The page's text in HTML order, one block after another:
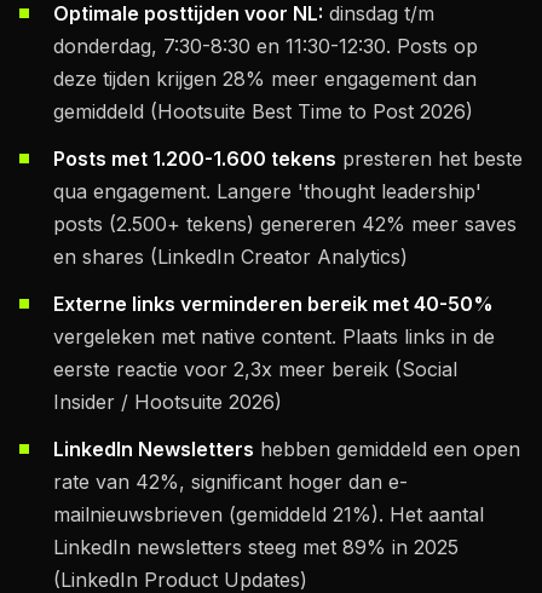
Optimale posttijden voor NL: dinsdag t/m
donderdag, 7:30-8:30 en 11:30-12:30. Posts op
deze tijden krijgen 28% meer engagement dan
gemiddeld (Hootsuite Best Time to Post 2026)
Posts met 1.200-1.600 tekens presteren het beste
qua engagement. Langere 'thought leadership'
posts (2.500+ tekens) genereren 42% meer saves
en shares (LinkedIn Creator Analytics)
Externe links verminderen bereik met 40-50%
vergeleken met native content. Plaats links in de
eerste reactie voor 2,3x meer bereik (Social
Insider / Hootsuite 2026)
LinkedIn Newsletters hebben gemiddeld een open
rate van 42%, significant hoger dan e-
mailnieuwsbrieven (gemiddeld 21%). Het aantal
LinkedIn newsletters steeg met 89% in 2025
(LinkedIn Product Updates)